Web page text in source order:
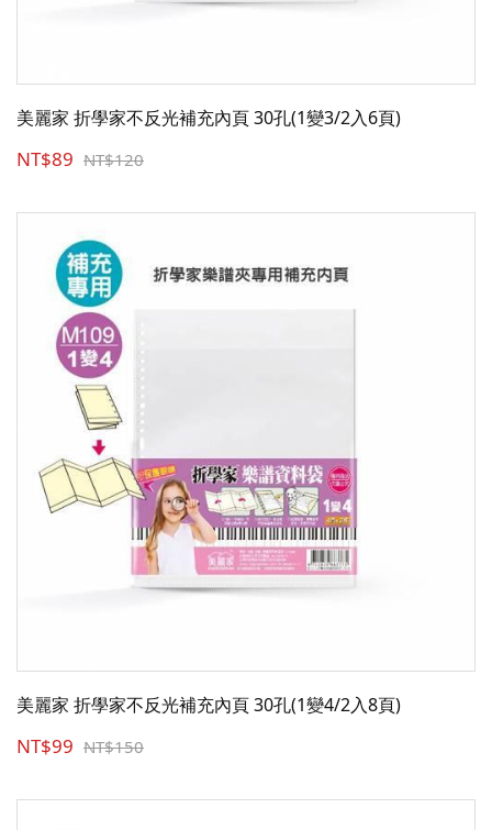
美麗家 折學家不反光補充內頁 30孔(1變3/2入6頁)
NT$89 NT$120
美麗家 折學家不反光補充內頁 30孔(1變4/2入8頁)
NT$99 NT$150